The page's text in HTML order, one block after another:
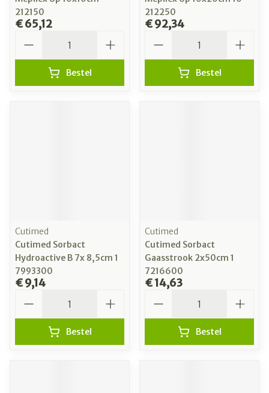
212150
€ 65,12
Bestel
212250
€ 92,34
Bestel
Cutimed
Cutimed Sorbact
Hydroactive B 7x 8,5cm 1
7993300
€ 9,14
Bestel
Cutimed
Cutimed Sorbact
Gaasstrook 2x50cm 1
7216600
€ 14,63
Bestel